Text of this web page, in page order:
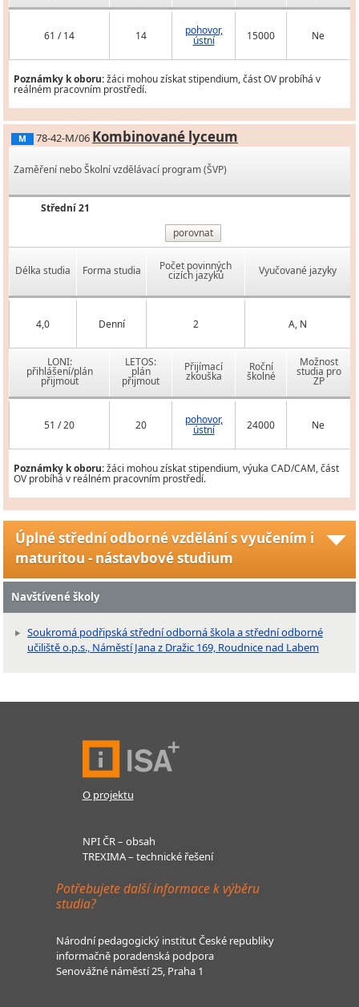
61 / 14 14 pohovor,
ústní 15000 Ne
Poznámky k oboru:žáci mohou získat stipendium, část OV probíhá v
reálném pracovním prostředí.
M 78-42-M/06 Kombinované lyceum
Zaměření nebo Školní vzdělávací program (ŠVP)
Střední 21
porovnat
Délka studia Forma studia Počet povinných
cizích jazyků Vyučované jazyky
4,0 Denní 2 A, N
LONI:
přihlášení/plán
přijmout
LETOS:
plán
přijmout
Přijímací
zkouška
Roční
školné
Možnost
studia pro
ZP
51 / 20 20 pohovor,
ústní 24000 Ne
Poznámky k oboru:žáci mohou získat stipendium, výuka CAD/CAM, část
OV probíhá v reálném pracovním prostředí.
Úplné střední odborné vzdělání s vyučením i
maturitou - nástavbové studium
Navštívené školy
Soukromá podřipská střední odborná škola a střední odborné
učiliště o.p.s., Náměstí Jana z Dražic 169, Roudnice nad Labem
O projektu
NPI ČR – obsah
TREXIMA – technické řešení
Potřebujete další informace k výběru
studia?
Národní pedagogický institut České republiky
informačně poradenská podpora
Senovážné náměstí 25, Praha 1